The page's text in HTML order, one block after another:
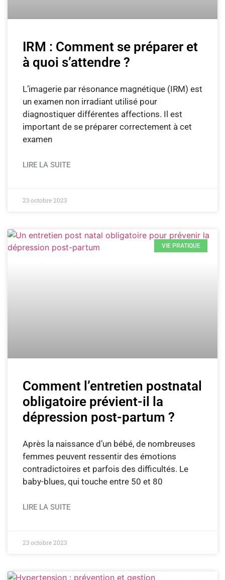
IRM : Comment se préparer et
à quoi s’attendre ?
L’imagerie par résonance magnétique (IRM) est
un examen non irradiant utilisé pour
diagnostiquer différentes affections. Il est
important de se préparer correctement à cet
examen
LIRE LA SUITE
23 octobre 2023
VIE PRATIQUE
Comment l’entretien postnatal
obligatoire prévient-il la
dépression post-partum ?
Après la naissance d’un bébé, de nombreuses
femmes peuvent ressentir des émotions
contradictoires et parfois des difficultés. Le
baby-blues, qui touche entre 50 et 80
LIRE LA SUITE
23 octobre 2023